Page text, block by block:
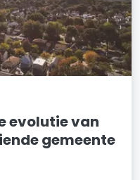
evolutie van
gemeente